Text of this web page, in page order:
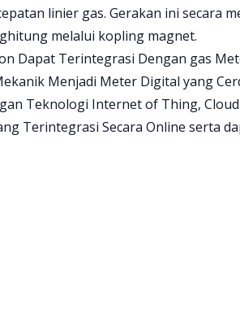
linier gas. Gerakan ini secara
melalui kopling magnet.
Dapat Terintegrasi Dengan gas
Menjadi Meter Digital yang
Teknologi Internet of Thing,
Terintegrasi Secara Online serta